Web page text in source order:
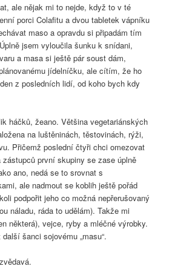
ale nějak mi to nejde, když to v té
porci Colafitu a dvou tabletek vápníku
maso a opravdu si připadám tím
jsem vyloučila šunku k snídani,
a masa si ještě pár soust dám,
jídelníčku, ale cítím, že ho
z posledních lidí, od koho bych kdy
háčků, žeano. Většina vegetariánských
na luštěninách, těstovinách, rýži,
Přičemž poslední čtyři chci omezovat
první skupiny se zase úplně
ano, nedá se to srovnat s
ale nadmout se koblih ještě pořád
podpořit jeho co možná nepřerušovaný
náladu, ráda to udělám). Takže mi
některá), vejce, ryby a mléčné výrobky.
šanci sojovému „masu“.